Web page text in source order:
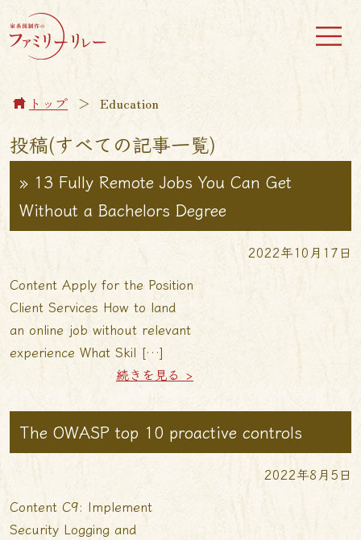
トップ ＞ Education
投稿(すべての記事一覧)
» 13 Fully Remote Jobs You Can Get
Without a Bachelors Degree
2022年10月17日
Content Apply for the Position
Client Services How to land
an online job without relevant
experience What Skil […]
続きを見る >
The OWASP top 10 proactive controls
2022年8月5日
Content C9: Implement
Security Logging and